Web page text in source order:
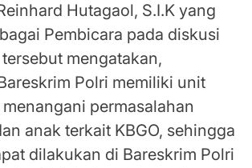
Hutagaol, S.I.K yang
Pembicara pada diskusi
mengatakan,
Polri memiliki unit
permasalahan
anak terkait KBGO, sehingga
dilakukan di Bareskrim Polri